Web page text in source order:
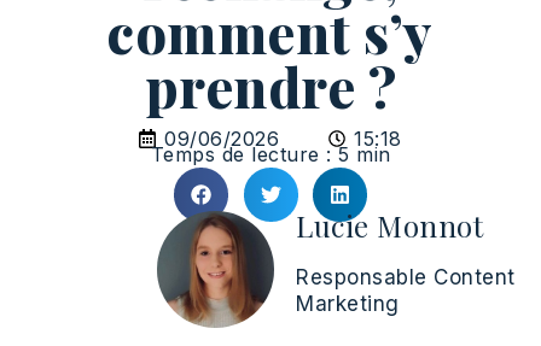
comment s’y
prendre ?
09/06/2026 15:18
Temps de lecture : 5 min
Lucie Monnot
Responsable Content
Marketing